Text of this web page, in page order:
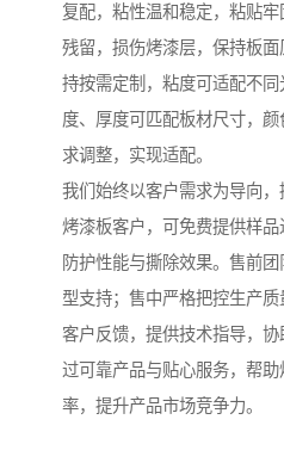
复配，粘性温和稳定，粘贴
残留，损伤烤漆层，保持板
持按需定制，粘度可适配不
度、厚度可匹配板材尺寸，
求调整，实现适配。
我们始终以客户需求为导向
烤漆板客户，可免费提供样
防护性能与撕除效果。售前
型支持；售中严格把控生产
客户反馈，提供技术指导，
过可靠产品与贴心服务，帮
率，提升产品市场竞争力。